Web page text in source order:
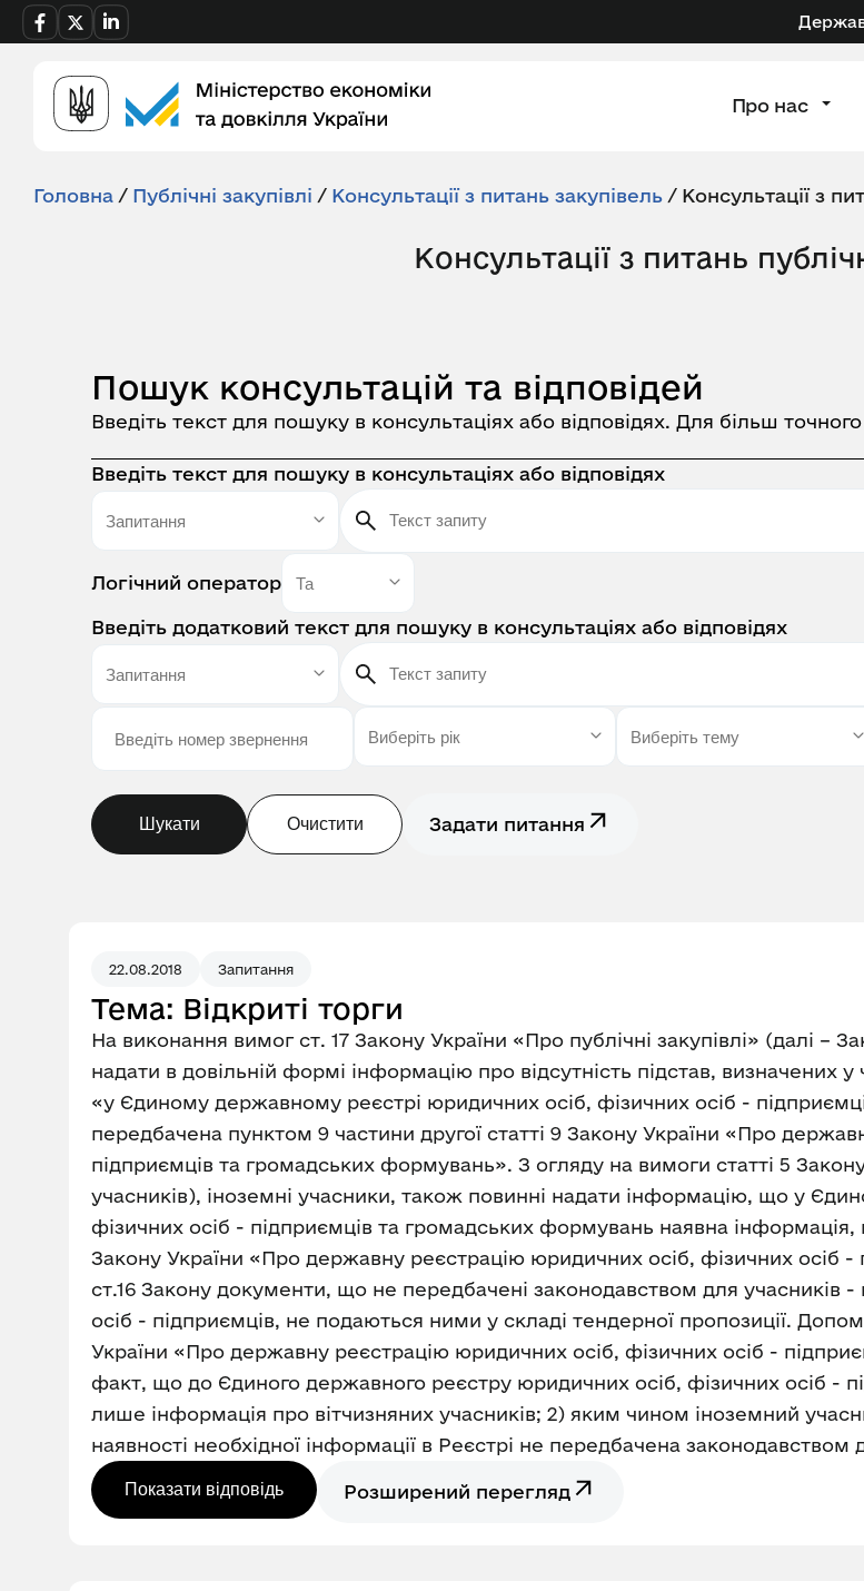
Про нас
Головна / Публічні закупівлі / Консультації з питань закупівель / Консультації з
Консультації з питань
Пошук консультацій та відповідей
Введіть текст для пошуку в консультаціях або відповідях. Для більш
Введіть текст для пошуку в консультаціях або відповідях
Логічний оператор
Введіть додатковий текст для пошуку в консультаціях або відповідях
Шукати Очистити Задати питання
22.08.2018 Запитання
Тема: Відкриті торги
На виконання вимог ст. 17 Закону України «Про публічні закупівлі» (далі –
надати в довільній формі інформацію про відсутність підстав, визначених у
«у Єдиному державному реєстрі юридичних осіб, фізичних осіб -
передбачена пунктом 9 частини другої статті 9 Закону України «Про
підприємців та громадських формувань». З огляду на вимоги статті 5
учасників), іноземні учасники, також повинні надати інформацію, що у
фізичних осіб - підприємців та громадських формувань наявна інформація,
Закону України «Про державну реєстрацію юридичних осіб, фізичних осіб
ст.16 Закону документи, що не передбачені законодавством для учасників
осіб - підприємців, не подаються ними у складі тендерної пропозиції.
України «Про державну реєстрацію юридичних осіб, фізичних осіб -
факт, що до Єдиного державного реєстру юридичних осіб, фізичних осіб -
лише інформація про вітчизняних учасників; 2) яким чином іноземний
наявності необхідної інформації в Реєстрі не передбачена законодавством
Показати відповідь Розширений перегляд